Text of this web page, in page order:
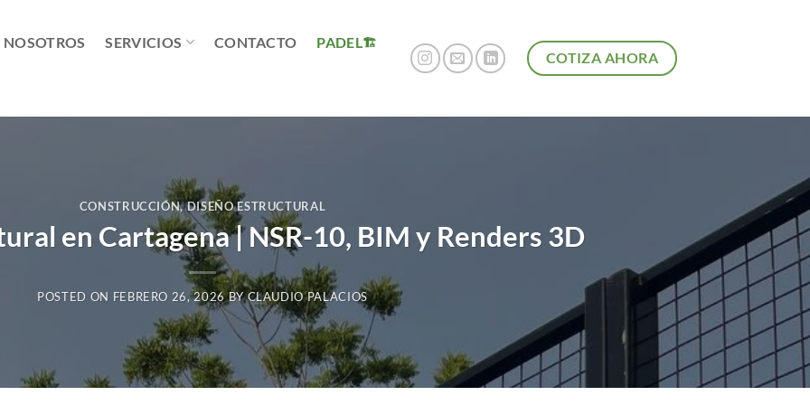
NOSOTROS SERVICIOS CONTACTO
PADEL
COTIZA AHORA
CONSTRUCCIÓN,DISEÑO ESTRUCTURAL
en Cartagena | NSR-10, BIM y Renders 3D
POSTED ON FEBRERO 26, 2026 BYCLAUDIO PALACIOS